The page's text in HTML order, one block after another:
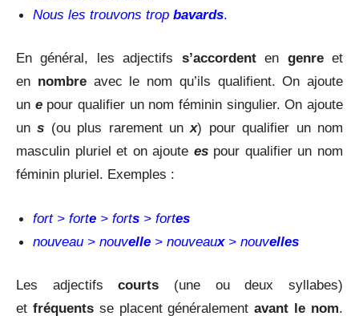
Nous les trouvons tropbavards.
En général, les adjectifs s’accordenten genreet
en nombreavec le nom qu’ils qualifient. On ajoute
un epour qualifier un nom féminin singulier. On ajoute
uns (ou plus rarement unx) pour qualifier un nom
masculin pluriel et on ajoute espour qualifier un nom
féminin pluriel. Exemples :
fort > forte > forts > fortes
nouveau > nouvelle > nouveaux> nouvelles
Les adjectifscourts (une ou deux syllabes)
et fréquentsse placent généralementavant le nom.